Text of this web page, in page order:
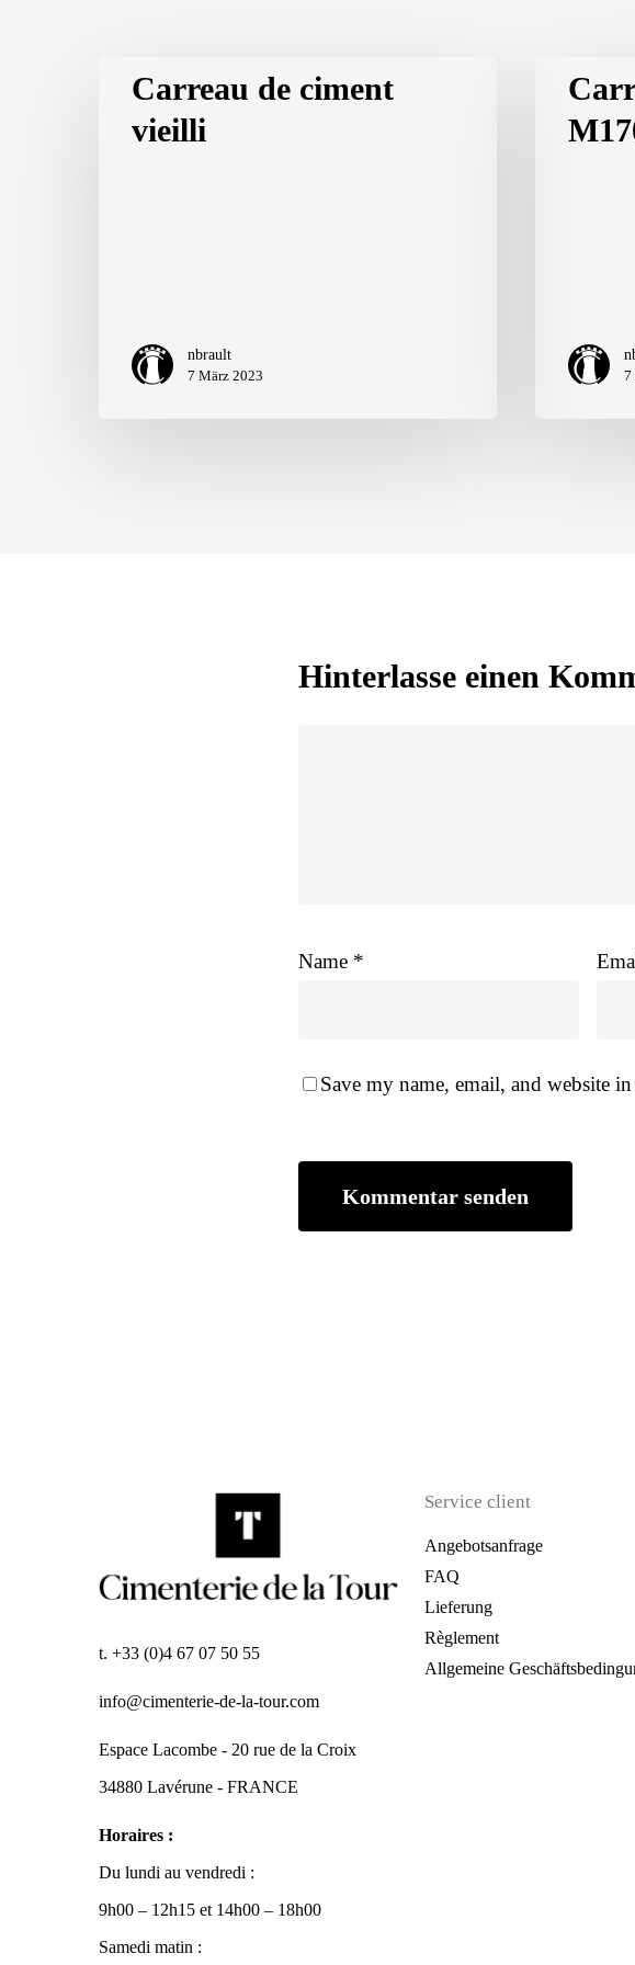
Carreau de ciment
vieilli
nbrault
7 März 2023
7
Hinterlasse einen
Name *
Save my name, email, and website
t. +33 (0)4 67 07 50 55
info@cimenterie-de-la-tour.com
Espace Lacombe - 20 rue de la Croix
34880 Lavérune - FRANCE
Horaires :
Du lundi au vendredi :
9h00 – 12h15 et 14h00 – 18h00
Samedi matin :
Service client
Angebotsanfrage
FAQ
Lieferung
Règlement
Allgemeine